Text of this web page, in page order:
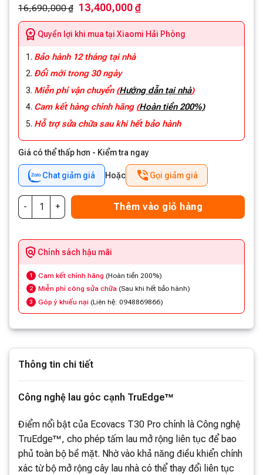
16,690,000 ₫ 13,400,000 ₫
Quyền lợi khi mua tại Xiaomi Hải Phòng
Bảo hành 12 tháng tại nhà
Đổi mới trong 30 ngày
Miễn phí vận chuyển (Hướng dẫn tại nhà)
Cam kết hàng chính hãng (Hoàn tiền 200%)
Hỗ trợ sửa chữa sau khi hết bảo hành
Giá có thể thấp hơn - Kiểm tra ngay
Chat giảm giá Hoặc Gọi giảm giá
Thêm vào giỏ hàng
Chính sách hậu mãi
1 Cam kết chính hãng (Hoàn tiền 200%)
2 Miễn phí công sửa chữa (Sau khi hết bảo hành)
3 Góp ý khiếu nại (Liên hệ: 0948869866)
Thông tin chi tiết
Công nghệ lau góc cạnh TruEdge™
Điểm nổi bật của Ecovacs T30 Pro chính là Công nghệ
TruEdge™, cho phép tấm lau mở rộng liên tục để bao
phủ toàn bộ bề mặt. Nhờ vào khả năng điều khiển chính
xác từ bộ mở rộng cây lau nhà có thể thay đổi liên tục